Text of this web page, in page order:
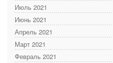
Июль 2021
Июнь 2021
Апрель 2021
Март 2021
Февраль 2021